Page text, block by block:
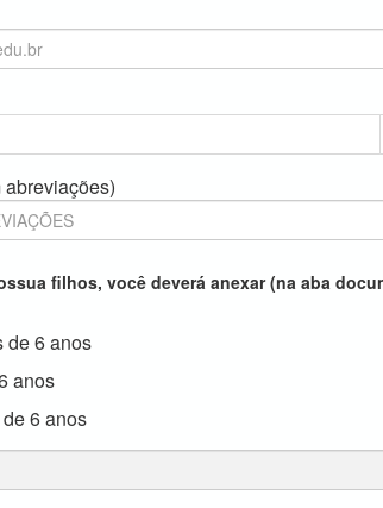
filhos, você deverá anexar (na aba
de 6 anos
anos
6 anos